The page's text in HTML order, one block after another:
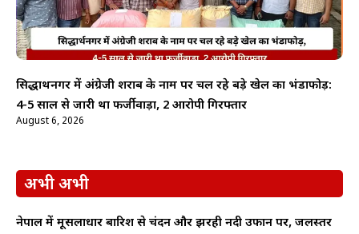
सिद्धार्थनगर में अंग्रेजी शराब के नाम पर चल रहे बड़े खेल का भंडाफोड़:
4-5 साल से जारी था फर्जीवाड़ा, 2 आरोपी गिरफ्तार
August 6, 2026
अभी अभी
नेपाल में मूसलाधार बारिश से चंदन और झरही नदी उफान पर, जलस्तर